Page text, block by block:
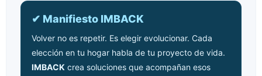
✔ Manifiesto IMBACK
Volver no es repetir. Es elegir evolucionar. Cada
elección en tu hogar habla de tu proyecto de vida.
IMBACK crea soluciones que acompañan esos